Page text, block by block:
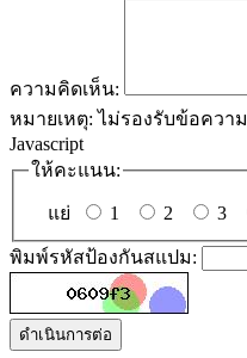
ความคิดเห็น:
หมายเหตุ: ไม่รองรับข้อควา
Javascript
ให้คะแนน:
แย่ 1 2 3
พิมพ์รหัสป้องกันสแปม:
ดำเนินการต่อ